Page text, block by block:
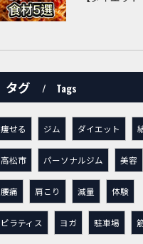
タグ Tags
痩せる ジム ダイエット
高松市 パーソナルジム 美容
腰痛 肩こり 減量 体験
ピラティス ヨガ 駐車場